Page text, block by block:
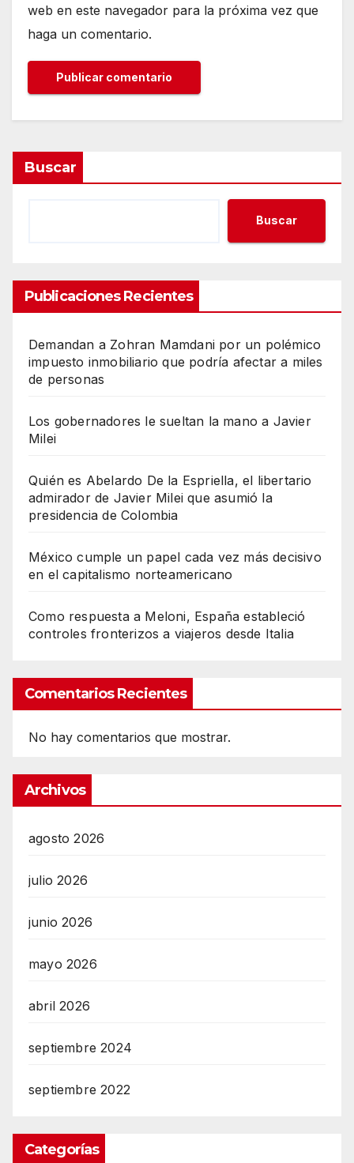
web en este navegador para la próxima vez que
haga un comentario.
Buscar
Buscar
Publicaciones Recientes
Demandan a Zohran Mamdani por un polémico
impuesto inmobiliario que podría afectar a miles
de personas
Los gobernadores le sueltan la mano a Javier
Milei
Quién es Abelardo De la Espriella, el libertario
admirador de Javier Milei que asumió la
presidencia de Colombia
México cumple un papel cada vez más decisivo
en el capitalismo norteamericano
Como respuesta a Meloni, España estableció
controles fronterizos a viajeros desde Italia
Comentarios Recientes
No hay comentarios que mostrar.
Archivos
agosto 2026
julio 2026
junio 2026
mayo 2026
abril 2026
septiembre 2024
septiembre 2022
Categorías